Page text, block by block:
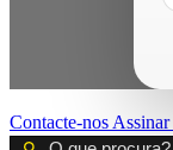
Contacte-nos Assinar